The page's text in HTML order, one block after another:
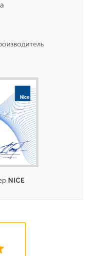
NICE